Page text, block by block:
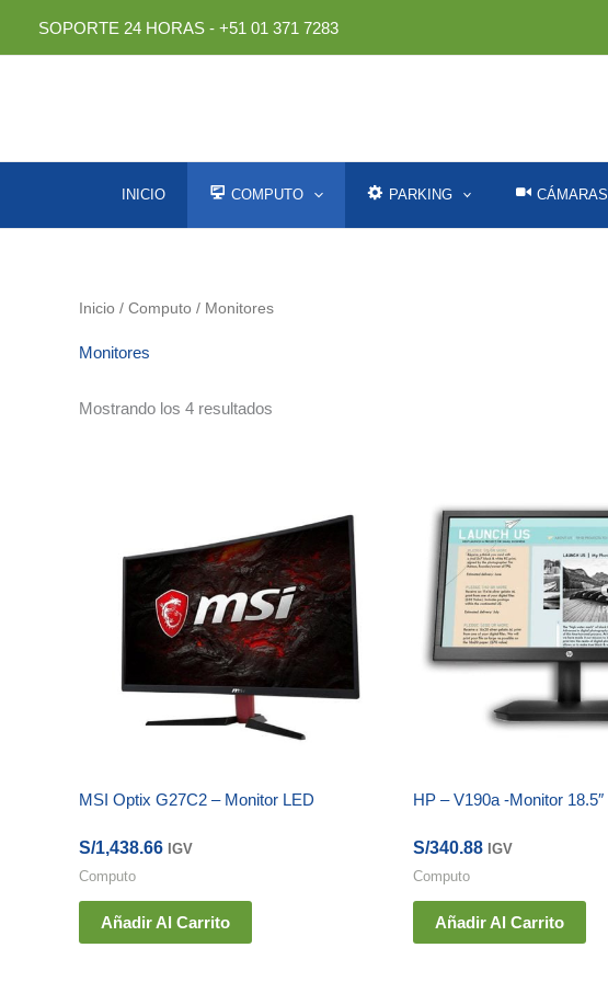
SOPORTE 24 HORAS - +51 01 371 7283
INICIO COMPUTO PARKING CÁMARAS
Inicio / Computo / Monitores
Monitores
Mostrando los 4 resultados
MSI Optix G27C2 – Monitor LED
S/1,438.66 IGV
Computo
Añadir Al Carrito
HP – V190a -Monitor 18.5″
S/340.88 IGV
Computo
Añadir Al Carrito